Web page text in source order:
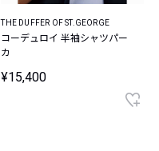
THE DUFFER OF ST.GEORGE
コーデュロイ 半袖シャツパー
カ
¥15,400